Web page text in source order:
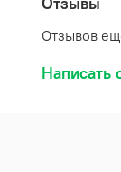
Отзывов
Написать